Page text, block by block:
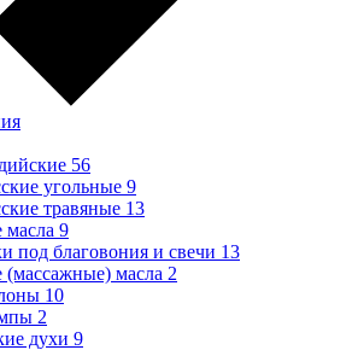
56
угольные 9
травяные 13
9
под благовония и свечи 13
(массажные) масла 2
10
2
духи 9